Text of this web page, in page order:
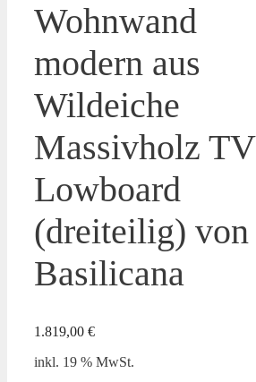
Wohnwand
modern aus
Wildeiche
Massivholz TV
Lowboard
(dreiteilig) von
Basilicana
1.819,00 €
inkl. 19 % MwSt.